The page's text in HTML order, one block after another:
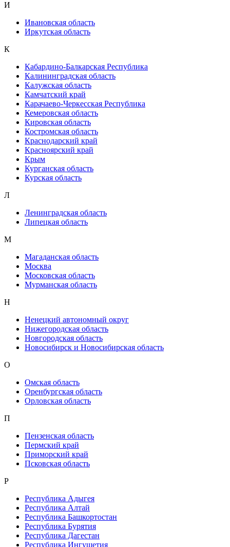
И
Ивановская область
Иркутская область
К
Кабардино-Балкарская Республика
Калининградская область
Калужская область
Камчатский край
Карачаево-Черкесская Республика
Кемеровская область
Кировская область
Костромская область
Краснодарский край
Красноярский край
Крым
Курганская область
Курская область
Л
Ленинградская область
Липецкая область
М
Магаданская область
Москва
Московская область
Мурманская область
Н
Ненецкий автономный округ
Нижегородская область
Новгородская область
Новосибирск и Новосибирская область
О
Омская область
Оренбургская область
Орловская область
П
Пензенская область
Пермский край
Приморский край
Псковская область
Р
Республика Адыгея
Республика Алтай
Республика Башкортостан
Республика Бурятия
Республика Дагестан
Республика Ингушетия